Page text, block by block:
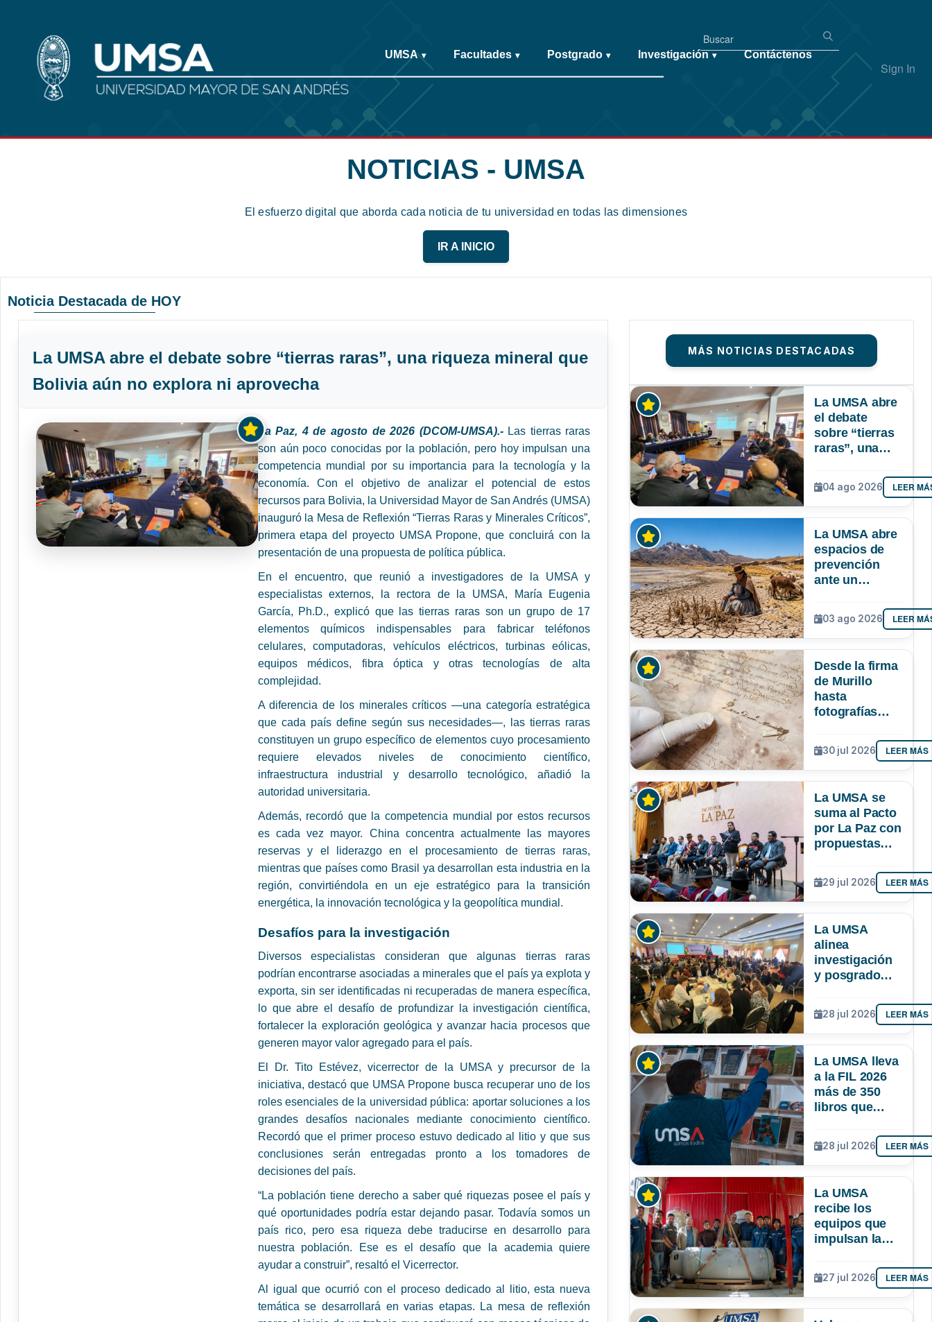
Sign In
UMSA ▾ Facultades ▾ Postgrado ▾ Investigación ▾ Contáctenos
NOTICIAS - UMSA
El esfuerzo digital que aborda cada noticia de tu universidad en todas las dimensiones
IR A INICIO
Noticia Destacada de HOY
La UMSA abre el debate sobre “tierras raras”, una riqueza mineral que
Bolivia aún no explora ni aprovecha
La Paz, 4 de agosto de 2026 (DCOM-UMSA).-Las tierras raras
son aún poco conocidas por la población, pero hoy impulsan una
competencia mundial por su importancia para la tecnología y la
economía. Con el objetivo de analizar el potencial de estos
recursos para Bolivia, la Universidad Mayor de San Andrés (UMSA)
inauguró la Mesa de Reflexión “Tierras Raras y Minerales Críticos”,
primera etapa del proyecto UMSA Propone, que concluirá con la
presentación de una propuesta de política pública.
En el encuentro, que reunió a investigadores de la UMSA y
especialistas externos, la rectora de la UMSA, María Eugenia
García, Ph.D., explicó que las tierras raras son un grupo de 17
elementos químicos indispensables para fabricar teléfonos
celulares, computadoras, vehículos eléctricos, turbinas eólicas,
equipos médicos, fibra óptica y otras tecnologías de alta
complejidad.
A diferencia de los minerales críticos —una categoría estratégica
que cada país define según sus necesidades—, las tierras raras
constituyen un grupo específico de elementos cuyo procesamiento
requiere elevados niveles de conocimiento científico,
infraestructura industrial y desarrollo tecnológico, añadió la
autoridad universitaria.
Además, recordó que la competencia mundial por estos recursos
es cada vez mayor. China concentra actualmente las mayores
reservas y el liderazgo en el procesamiento de tierras raras,
mientras que países como Brasil ya desarrollan esta industria en la
región, convirtiéndola en un eje estratégico para la transición
energética, la innovación tecnológica y la geopolítica mundial.
Desafíos para la investigación
Diversos especialistas consideran que algunas tierras raras
podrían encontrarse asociadas a minerales que el país ya explota y
exporta, sin ser identificadas ni recuperadas de manera específica,
lo que abre el desafío de profundizar la investigación científica,
fortalecer la exploración geológica y avanzar hacia procesos que
generen mayor valor agregado para el país.
El Dr. Tito Estévez, vicerrector de la UMSA y precursor de la
iniciativa, destacó que UMSA Propone busca recuperar uno de los
roles esenciales de la universidad pública: aportar soluciones a los
grandes desafíos nacionales mediante conocimiento científico.
Recordó que el primer proceso estuvo dedicado al litio y que sus
conclusiones serán entregadas pronto a los tomadores de
decisiones del país.
“La población tiene derecho a saber qué riquezas posee el país y
qué oportunidades podría estar dejando pasar. Todavía somos un
país rico, pero esa riqueza debe traducirse en desarrollo para
nuestra población. Ese es el desafío que la academia quiere
ayudar a construir”, resaltó el Vicerrector.
Al igual que ocurrió con el proceso dedicado al litio, esta nueva
temática se desarrollará en varias etapas. La mesa de reflexión
MÁS NOTICIAS DESTACADAS
La UMSA abre
el debate
sobre “tierras
raras”, una
mineral que
Bolivia aún no
explora ni
04 ago 2026 LEER
La UMSA abre
espacios de
prevención
ante un
podría superar
a los tres
Bolivia
03 ago 2026 LEER
Desde la firma
de Murillo
hasta
fotografías
resguarda 6
joyas de la
paceña
30 jul 2026 LEER MÁS
La UMSA se
suma al Pacto
por La Paz con
propuestas
desarrollo del
departamento
29 jul 2026 LEER MÁS
La UMSA
alinea
investigación
y posgrado
responda
mejor a las
de Bolivia
28 jul 2026 LEER MÁS
La UMSA lleva
a la FIL 2026
más de 350
libros que
conocimiento
que se genera
en Bolivia
28 jul 2026 LEER MÁS
La UMSA
recibe los
equipos que
impulsan la
oxígeno
medicinal
27 jul 2026 LEER MÁS